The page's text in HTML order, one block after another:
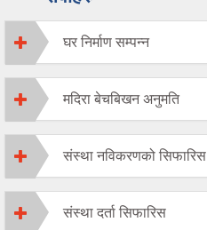
घर निर्माण सम्पन्न
मदिरा बेचबिखन अनुमति
संस्था नविकरणको सिफारिस
संस्था दर्ता सिफारिस